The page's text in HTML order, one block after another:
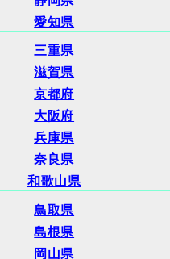
愛知県
三重県
滋賀県
京都府
大阪府
兵庫県
奈良県
和歌山県
鳥取県
島根県
岡山県